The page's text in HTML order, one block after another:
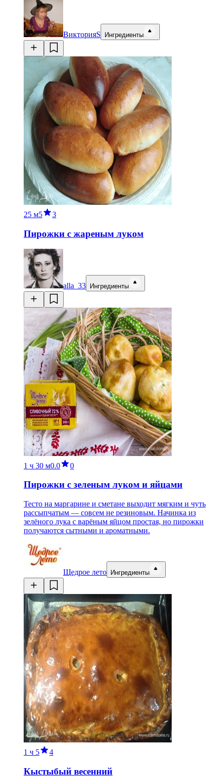
ВикторияS Ингредиенты
25 м5 3
Пирожки с жареным луком
alla_33 Ингредиенты
1 ч 30 м0.0 0
Пирожки с зеленым луком и яйцами
Тесто на маргарине и сметане выходит мягким и чуть
рассыпчатым — совсем не резиновым. Начинка из
зелёного лука с варёным яйцом простая, но пирожки
получаются сытными и ароматными.
Щедрое лето Ингредиенты
1 ч 5 4
Кыстыбый весенний